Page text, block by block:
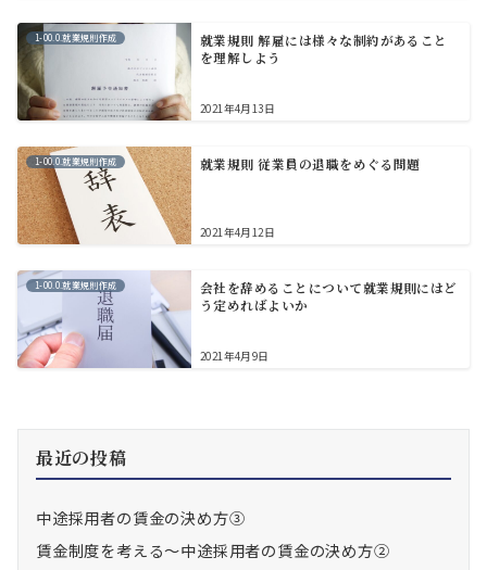
1-00.0.就業規則作成
就業規則 解雇には様々な制約があること
を理解しよう
2021年4月13日
1-00.0.就業規則作成 就業規則 従業員の退職をめぐる問題
2021年4月12日
1-00.0.就業規則作成
会社を辞めることについて就業規則にはど
う定めればよいか
2021年4月9日
最近の投稿
中途採用者の賃金の決め方③
賃金制度を考える～中途採用者の賃金の決め方②